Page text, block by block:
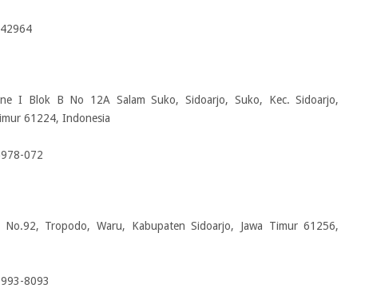
I Blok B No 12A Salam Suko, Sidoarjo, Suko, Kec. Sidoarjo,
61224, Indonesia
072
Tropodo, Waru, Kabupaten Sidoarjo, Jawa Timur 61256,
8093